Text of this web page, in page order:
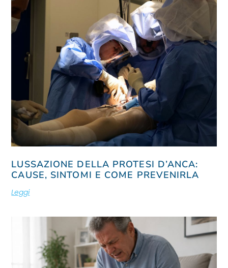
LUSSAZIONE DELLA PROTESI D’ANCA:
CAUSE, SINTOMI E COME PREVENIRLA
Leggi